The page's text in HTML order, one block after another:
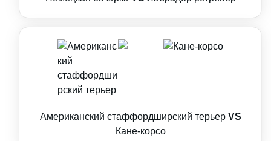
Американский стаффордширский терьер VS
Кане-корсо